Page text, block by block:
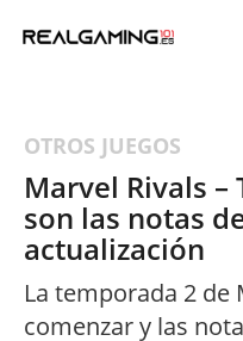
OTROS JUEGOS
Marvel Rivals –
son las notas
actualización
La temporada 2 de
comenzar y las